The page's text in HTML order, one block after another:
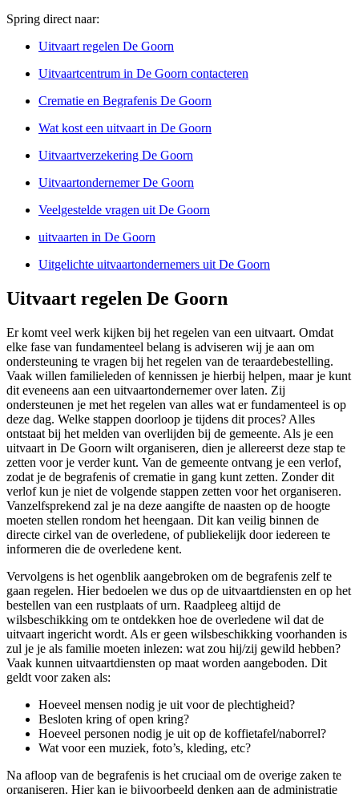
Spring direct naar:
Uitvaart regelen De Goorn
Uitvaartcentrum in De Goorn contacteren
Crematie en Begrafenis De Goorn
Wat kost een uitvaart in De Goorn
Uitvaartverzekering De Goorn
Uitvaartondernemer De Goorn
Veelgestelde vragen uit De Goorn
uitvaarten in De Goorn
Uitgelichte uitvaartondernemers uit De Goorn
Uitvaart regelen De Goorn
Er komt veel werk kijken bij het regelen van een uitvaart. Omdat
elke fase van fundamenteel belang is adviseren wij je aan om
ondersteuning te vragen bij het regelen van de teraardebestelling.
Vaak willen familieleden of kennissen je hierbij helpen, maar je kunt
dit eveneens aan een uitvaartondernemer over laten. Zij
ondersteunen je met het regelen van alles wat er fundamenteel is op
deze dag. Welke stappen doorloop je tijdens dit proces? Alles
ontstaat bij het melden van overlijden bij de gemeente. Als je een
uitvaart in De Goorn wilt organiseren, dien je allereerst deze stap te
zetten voor je verder kunt. Van de gemeente ontvang je een verlof,
zodat je de begrafenis of crematie in gang kunt zetten. Zonder dit
verlof kun je niet de volgende stappen zetten voor het organiseren.
Vanzelfsprekend zal je na deze aangifte de naasten op de hoogte
moeten stellen rondom het heengaan. Dit kan veilig binnen de
directe cirkel van de overledene, of publiekelijk door iedereen te
informeren die de overledene kent.
Vervolgens is het ogenblik aangebroken om de begrafenis zelf te
gaan regelen. Hier bedoelen we dus op de uitvaartdiensten en op het
bestellen van een rustplaats of urn. Raadpleeg altijd de
wilsbeschikking om te ontdekken hoe de overledene wil dat de
uitvaart ingericht wordt. Als er geen wilsbeschikking voorhanden is
zul je je als familie moeten inlezen: wat zou hij/zij gewild hebben?
Vaak kunnen uitvaartdiensten op maat worden aangeboden. Dit
geldt voor zaken als:
Hoeveel mensen nodig je uit voor de plechtigheid?
Besloten kring of open kring?
Hoeveel personen nodig je uit op de koffietafel/naborrel?
Wat voor een muziek, foto’s, kleding, etc?
Na afloop van de begrafenis is het cruciaal om de overige zaken te
organiseren. Hier kan je bijvoorbeeld denken aan de administratie